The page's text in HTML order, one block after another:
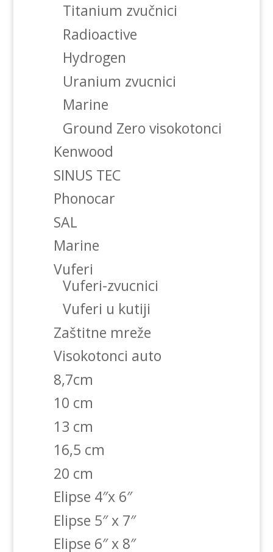
Titanium zvučnici
Radioactive
Hydrogen
Uranium zvucnici
Marine
Ground Zero visokotonci
Kenwood
SINUS TEC
Phonocar
SAL
Marine
Vuferi
Vuferi-zvucnici
Vuferi u kutiji
Zaštitne mreže
Visokotonci auto
8,7cm
10 cm
13 cm
16,5 cm
20 cm
Elipse 4″x 6″
Elipse 5″ x 7″
Elipse 6″ x 8″